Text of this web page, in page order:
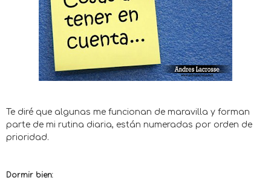
Te diré que algunas me funcionan de maravilla y forman
parte de mi rutina diaria, están numeradas por orden de
prioridad.
Dormir bien: